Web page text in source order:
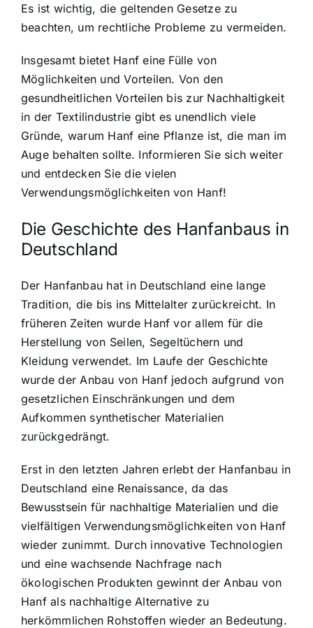
Es ist wichtig, die geltenden Gesetze zu
beachten, um rechtliche Probleme zu vermeiden.
Insgesamt bietet Hanf eine Fülle von
Möglichkeiten und Vorteilen. Von den
gesundheitlichen Vorteilen bis zur Nachhaltigkeit
in der Textilindustrie gibt es unendlich viele
Gründe, warum Hanf eine Pflanze ist, die man im
Auge behalten sollte. Informieren Sie sich weiter
und entdecken Sie die vielen
Verwendungsmöglichkeiten von Hanf!
Die Geschichte des Hanfanbaus in
Deutschland
Der Hanfanbau hat in Deutschland eine lange
Tradition, die bis ins Mittelalter zurückreicht. In
früheren Zeiten wurde Hanf vor allem für die
Herstellung von Seilen, Segeltüchern und
Kleidung verwendet. Im Laufe der Geschichte
wurde der Anbau von Hanf jedoch aufgrund von
gesetzlichen Einschränkungen und dem
Aufkommen synthetischer Materialien
zurückgedrängt.
Erst in den letzten Jahren erlebt der Hanfanbau in
Deutschland eine Renaissance, da das
Bewusstsein für nachhaltige Materialien und die
vielfältigen Verwendungsmöglichkeiten von Hanf
wieder zunimmt. Durch innovative Technologien
und eine wachsende Nachfrage nach
ökologischen Produkten gewinnt der Anbau von
Hanf als nachhaltige Alternative zu
herkömmlichen Rohstoffen wieder an Bedeutung.